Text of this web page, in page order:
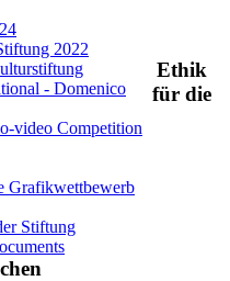
2022
- Domenico
video Competition
Grafikwettbewerb
Stiftung
Ethik
für die